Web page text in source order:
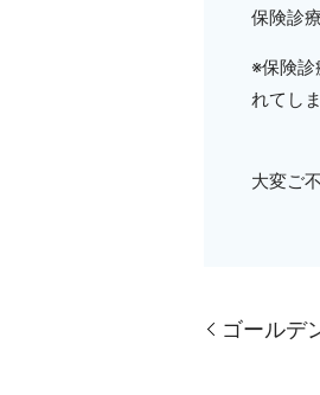
保険診
※保険
れてし
大変ご
ゴールデ